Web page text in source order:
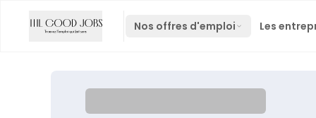
Nos offres d'emploi Les